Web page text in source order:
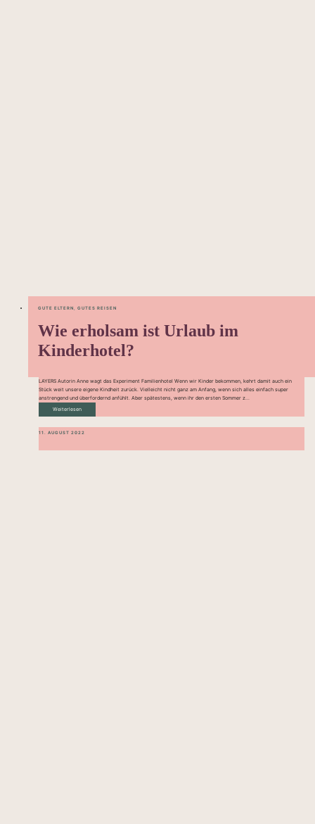
GUTE ELTERN GUTES REISEN
Wie erholsam ist Urlaub im
Kinderhotel?
LAYERS Autorin Anne wagt das Experiment Familienhotel Wenn wir Kinder bekommen, kehrt damit auch ein
Stück weit unsere eigene Kindheit zurück. Vielleicht nicht ganz am Anfang, wenn sich alles einfach super
anstrengend und überfordernd anfühlt. Aber spätestens, wenn ihr den ersten Sommer z...
Weiterlesen
11. AUGUST 2022